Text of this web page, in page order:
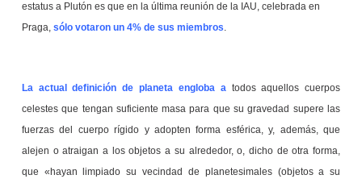
estatus a Plutón es que en la última reunión de la IAU, celebrada en
Praga, sólo votaron un 4% de sus miembros.
La actual definición de planeta engloba atodos aquellos cuerpos
celestes que tengan suficiente masa para que su gravedad supere las
fuerzas del cuerpo rígido y adopten forma esférica, y, además, que
alejen o atraigan a los objetos a su alrededor, o, dicho de otra forma,
que «hayan limpiado su vecindad de planetesimales (objetos a su